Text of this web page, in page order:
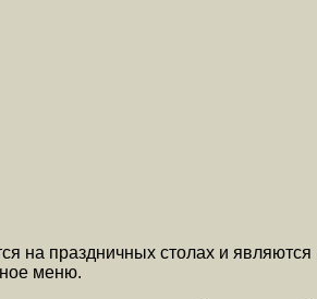
на праздничных столах и
меню.